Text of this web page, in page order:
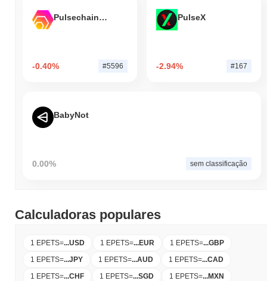
Pulsechain Bridged HEX (Pulsechain)
-0.40% #5596
PulseX
-2.94% #167
BabyNot
0.00% sem classificação
Calculadoras populares
1 EPETS=...USD 1 EPETS=...EUR 1 EPETS=...GBP
1 EPETS=...JPY 1 EPETS=...AUD 1 EPETS=...CAD
1 EPETS=...CHF 1 EPETS=...SGD 1 EPETS=...MXN